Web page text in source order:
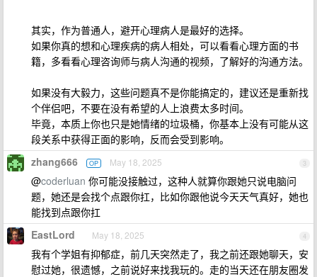
其实，作为普通人，避开心理病人是最好的选择。
如果你真的想和心理疾病的病人相处，可以看看心理方面的书
籍，多看看心理咨询师与病人沟通的视频，了解好的沟通方法。
如果没有大毅力，这些问题真不是你能搞定的，建议还是重新找
个伴侣吧，不要在没有希望的人上浪费太多时间。
毕竟，本质上你也只是她情绪的垃圾桶，你基本上没有可能从这
段关系中获得正面的影响，反而会受到影响。
3
zhang666 OP May 18, 2025
@coderluan 你可能没接触过，这种人就算你跟她只说电脑问
题，她还是会找个点跟你扛，比如你跟他说今天天气真好，她也
能找到点跟你扛
4
EastLord May 18, 2025
我有个学姐有抑郁症，前几天突然走了，我之前还跟她聊天，安
慰过她，很遗憾，之前说好来找我玩的。走的当天还在朋友圈发